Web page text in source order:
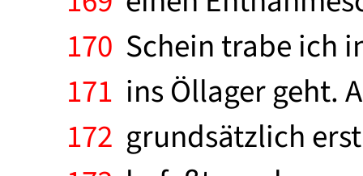
170 Schein trabe ich
171 ins Öllager geht.
172 grundsätzlich